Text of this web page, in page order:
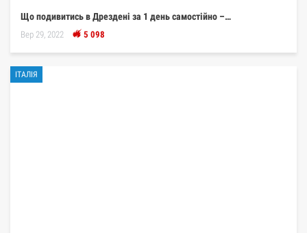
Що подивитись в Дрездені за 1 день самостійно –…
Вер 29, 2022 5 098
ІТАЛІЯ